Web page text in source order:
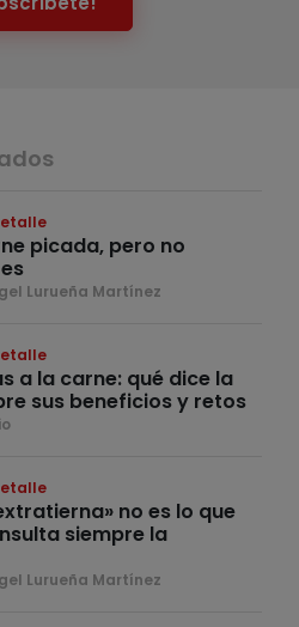
picada, pero no
Lurueña Martínez
a la carne: qué dice la
sus beneficios y retos
no es lo que
siempre la
Lurueña Martínez